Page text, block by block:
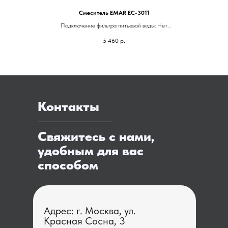
Смеситель EMAR EC-3011
Подключение фильтра питьевой воды: Нет
Высота смесителя: 193 мм
5 460 р.
Контакты
Свяжитесь с нами,
удобным для вас
способом
Адрес: г. Москва, ул.
Красная Сосна, 3